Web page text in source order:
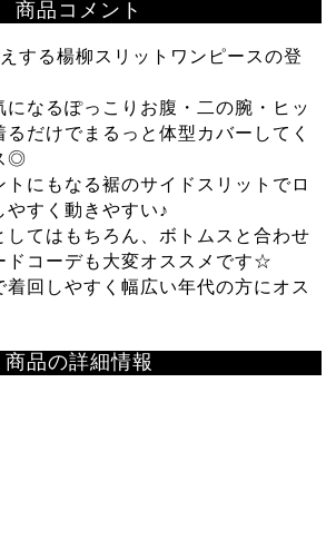
商品コメント
する楊柳スリットワンピースの登
なるぽっこりお腹・二の腕・ヒッ
だけでまるっと体型カバーしてく
◎
にもなる裾のサイドスリットでロ
やすく動きやすい♪
してはもちろん、ボトムスと合わせ
ドコーデも大変オススメです☆
着回しやすく幅広い年代の方にオス
商品の詳細情報